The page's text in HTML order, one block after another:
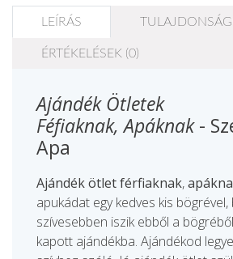
LEÍRÁS
ÉRTÉKELÉSEK (0)
Ajándék Ötletek
Féfiaknak, Apáknak-
Apa
Ajándék ötlet férfiaknak,
apukádat egy kedves kis
szívesebben iszik ebből a
kapott ajándékba. Ajándékod